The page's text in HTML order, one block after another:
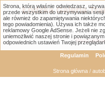
Łódzka Galeria
Regulamin
Strona główna/
Strona, którą właśnie odwiedzasz,
przede wszystkim do utrzymywania sesji
ale również do zapamiętywania
tego powiadomienia). Używa ich także
reklamowy Google AdSense. Jeżeli nie
uniemożliwić naszej stronie i
odpowiednich ustawień Twojej